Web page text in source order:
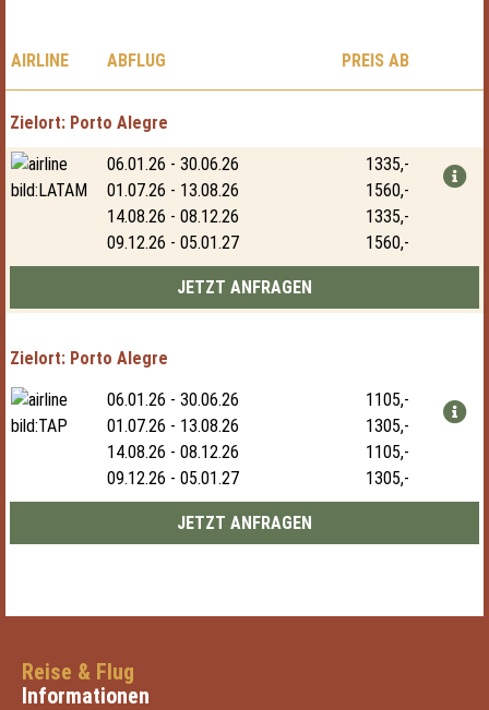
AIRLINE ABFLUG PREIS AB
Porto Alegre
06.01.26 - 30.06.26
01.07.26 - 13.08.26
14.08.26 - 08.12.26
09.12.26 - 05.01.27
1335,-
1560,-
1335,-
1560,-
Porto Alegre
06.01.26 - 30.06.26
01.07.26 - 13.08.26
14.08.26 - 08.12.26
09.12.26 - 05.01.27
1105,-
1305,-
1105,-
1305,-
Reise & Flug
Informationen